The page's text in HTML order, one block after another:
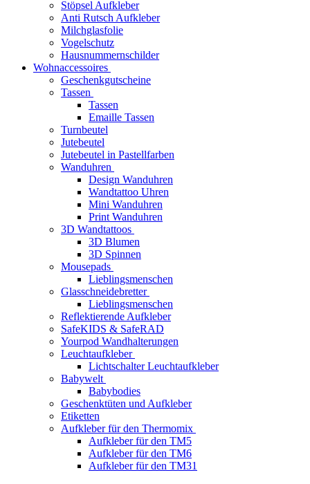
Stöpsel Aufkleber
Anti Rutsch Aufkleber
Milchglasfolie
Vogelschutz
Hausnummernschilder
Wohnaccessoires
Geschenkgutscheine
Tassen
Tassen
Emaille Tassen
Turnbeutel
Jutebeutel
Jutebeutel in Pastellfarben
Wanduhren
Design Wanduhren
Wandtattoo Uhren
Mini Wanduhren
Print Wanduhren
3D Wandtattoos
3D Blumen
3D Spinnen
Mousepads
Lieblingsmenschen
Glasschneidebretter
Lieblingsmenschen
Reflektierende Aufkleber
SafeKIDS & SafeRAD
Yourpod Wandhalterungen
Leuchtaufkleber
Lichtschalter Leuchtaufkleber
Babywelt
Babybodies
Geschenktüten und Aufkleber
Etiketten
Aufkleber für den Thermomix
Aufkleber für den TM5
Aufkleber für den TM6
Aufkleber für den TM31